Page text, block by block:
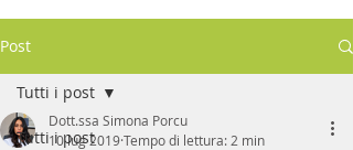
Post
Tutti i post
Tutti i post
Dott.ssa Simona Porcu
10 lug 2019Tempo di lettura: 2 min